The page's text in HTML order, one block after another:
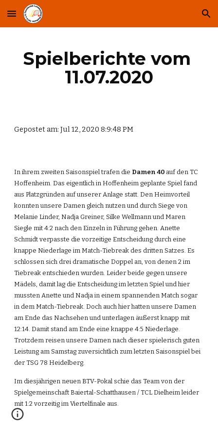
Skip to main content Skip to navigation
Spielberichte vom
11.07.2020
Gepostet am: Jul 12, 2020 8:9:48 PM
In ihrem zweiten Saisonspiel trafen die Damen 40 auf den TC
Hoffenheim. Das eigentlich in Hoffenheim geplante Spiel fand
aus Platzgründen auf unserer Anlage statt. Den Heimvorteil
konnten unsere Damen gleich nutzen und durch Siege von
Melanie Linder, Nadja Greiner, Silke Wellmann und Maren
Siegle mit 4:2 nach den Einzeln in Führung gehen. Anette
Schmidt verpasste die vorzeitige Entscheidung durch eine
knappe Niederlage im Match-Tiebreak des dritten Satzes. Es
schlossen sich drei dramatische Doppel an, von denen 2 im
Tiebreak entschieden wurden. Leider beide gegen unsere
Mädels, damit lag die Entscheidung im letzten Spiel und hier
mussten Anette und Nadja in einem spannenden Match sogar
in dem Match-Tiebreak. Doch auch hier hatten unsere Damen
am Ende das Nachsehen und unterlagen äußerst knapp mit
12:14. Damit stand am Ende eine knappe 4:5 Niederlage.
Trotzdem reisen unsere Damen nach dieser spielerisch guten
Leistung am Samstag zuversichtlich zum letzten Saisonspiel bei
der TSG 78 Heidelberg.
Im diesjährigen neuen BTV-Pokal schie das Team von der
Spielgemeinschaft Baiertal-Schatthausen / TCL Dielheim leider
mit 1:2 vorzeitig im Viertelfinale aus.